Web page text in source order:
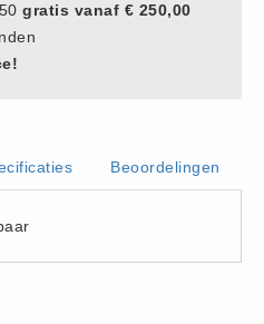
gratis vanaf € 250,00
Beoordelingen